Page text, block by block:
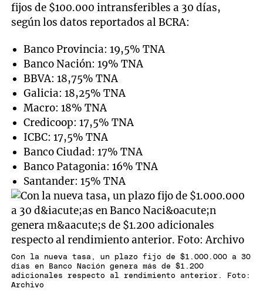
fijos de $100.000 intransferibles a 30 días,
según los datos reportados al BCRA:
Banco Provincia: 19,5% TNA
Banco Nación: 19% TNA
BBVA: 18,75% TNA
Galicia: 18,25% TNA
Macro: 18% TNA
Credicoop: 17,5% TNA
ICBC: 17,5% TNA
Banco Ciudad: 17% TNA
Banco Patagonia: 16% TNA
Santander: 15% TNA
Con la nueva tasa, un plazo fijo de $1.000.000 a 30
días en Banco Nación genera más de $1.200
adicionales respecto al rendimiento anterior. Foto:
Archivo